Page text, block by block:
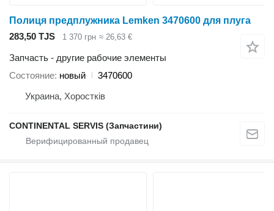
Полиця предплужника Lemken 3470600 для плуга
283,50 TJS
1 370 грн ≈ 26,63 €
Запчасть - другие рабочие элементы
Состояние новый
3470600
Украина, Хоростків
CONTINENTAL SERVIS (Запчастини)